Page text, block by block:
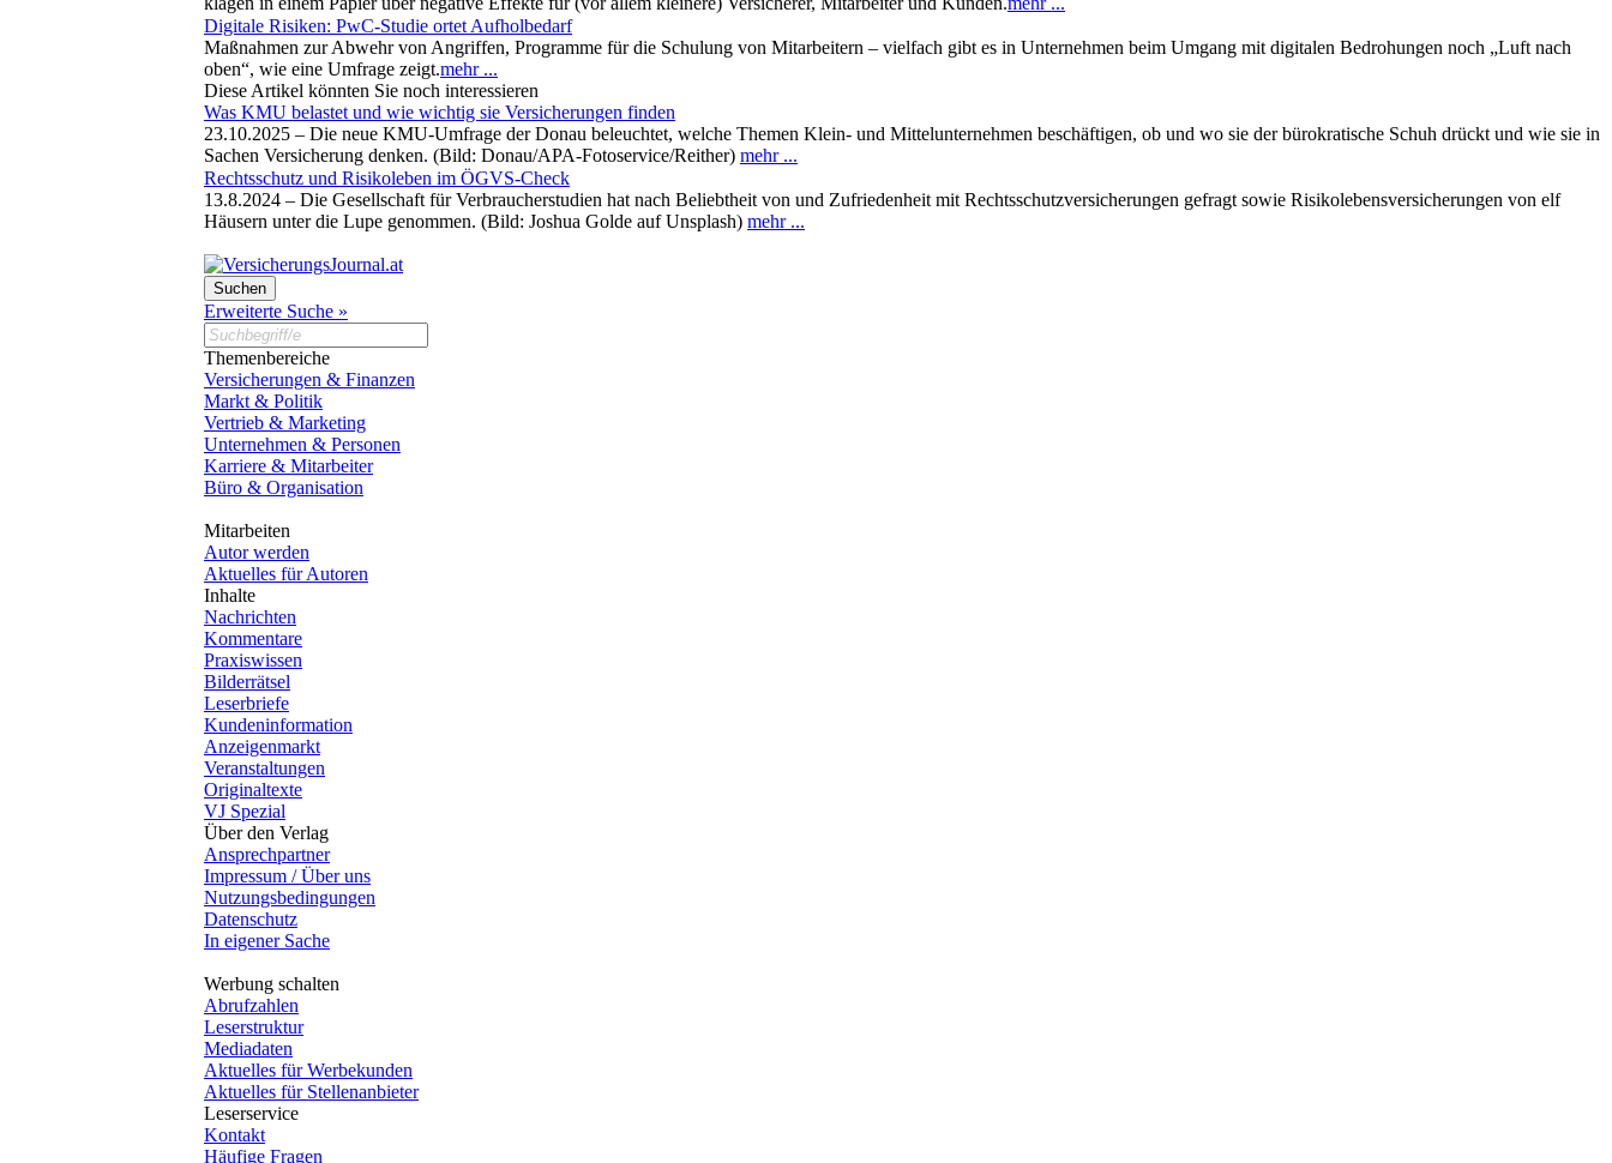
Digitale Risiken: PwC-Studie ortet Aufholbedarf
Maßnahmen zur Abwehr von Angriffen, Programme für die Schulung von Mitarbeitern – vielfach gibt es in Unternehmen beim Umgang mit digitalen Bedrohungen noch „Luft nach
oben“, wie eine Umfrage zeigt.mehr ...
Diese Artikel könnten Sie noch interessieren
Was KMU belastet und wie wichtig sie Versicherungen finden
23.10.2025 – Die neue KMU-Umfrage der Donau beleuchtet, welche Themen Klein- und Mittelunternehmen beschäftigen, ob und wo sie der bürokratische Schuh drückt und wie sie in
Sachen Versicherung denken. (Bild: Donau/APA-Fotoservice/Reither) mehr ...
Rechtsschutz und Risikoleben im ÖGVS-Check
13.8.2024 – Die Gesellschaft für Verbraucherstudien hat nach Beliebtheit von und Zufriedenheit mit Rechtsschutzversicherungen gefragt sowie Risikolebensversicherungen von elf
Häusern unter die Lupe genommen. (Bild: Joshua Golde auf Unsplash) mehr ...
Erweiterte Suche »
Themenbereiche
Versicherungen & Finanzen
Markt & Politik
Vertrieb & Marketing
Unternehmen & Personen
Karriere & Mitarbeiter
Büro & Organisation
Mitarbeiten
Autor werden
Aktuelles für Autoren
Inhalte
Nachrichten
Kommentare
Praxiswissen
Bilderrätsel
Leserbriefe
Kundeninformation
Anzeigenmarkt
Veranstaltungen
Originaltexte
VJ Spezial
Über den Verlag
Ansprechpartner
Impressum / Über uns
Nutzungsbedingungen
Datenschutz
In eigener Sache
Werbung schalten
Abrufzahlen
Leserstruktur
Mediadaten
Aktuelles für Werbekunden
Aktuelles für Stellenanbieter
Leserservice
Kontakt
Häufige Fragen